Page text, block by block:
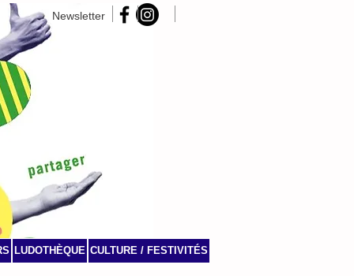
Newsletter
LUDOTHÈQUE CULTURE / FESTIVITÉS